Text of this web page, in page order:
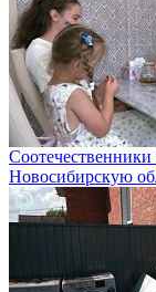
Новосибирскую